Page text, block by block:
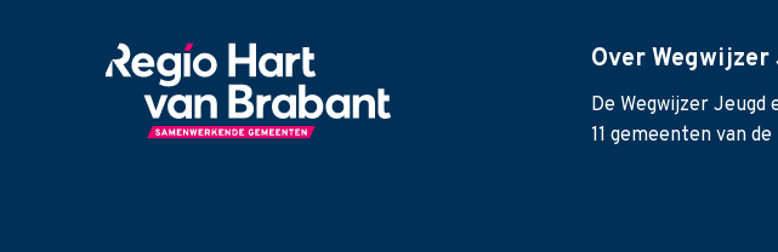
Over Wegwijzer
De Wegwijzer Jeugd
11 gemeenten van